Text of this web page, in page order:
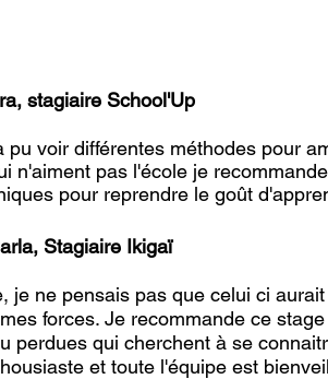
stagiaire School'Up
voir différentes méthodes pour
n'aiment pas l'école je
pour reprendre le goût
Stagiaire Ikigaï
je ne pensais pas que celui ci
forces. Je recommande ce
perdues qui cherchent à se
et toute l'équipe est